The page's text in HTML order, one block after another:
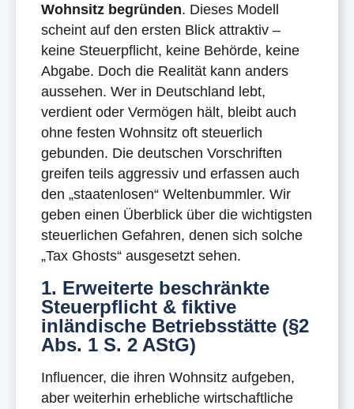
Wohnsitz begründen. Dieses Modell
scheint auf den ersten Blick attraktiv –
keine Steuerpflicht, keine Behörde, keine
Abgabe. Doch die Realität kann anders
aussehen. Wer in Deutschland lebt,
verdient oder Vermögen hält, bleibt auch
ohne festen Wohnsitz oft steuerlich
gebunden. Die deutschen Vorschriften
greifen teils aggressiv und erfassen auch
den „staatenlosen“ Weltenbummler. Wir
geben einen Überblick über die wichtigsten
steuerlichen Gefahren, denen sich solche
„Tax Ghosts“ ausgesetzt sehen.
1. Erweiterte beschränkte
Steuerpflicht & fiktive
inländische Betriebsstätte (§2
Abs. 1 S. 2 AStG)
Influencer, die ihren Wohnsitz aufgeben,
aber weiterhin erhebliche wirtschaftliche